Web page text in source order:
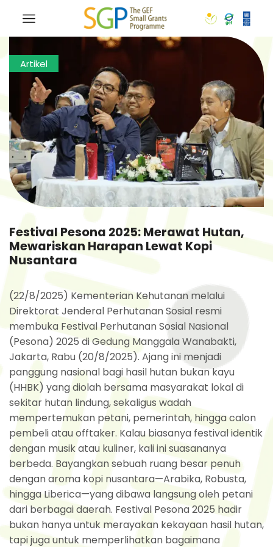
Artikel
Festival Pesona 2025: Merawat Hutan,
Mewariskan Harapan Lewat Kopi
Nusantara
(22/8/2025) Kementerian Kehutanan melalui
Direktorat Jenderal Perhutanan Sosial resmi
membuka Festival Perhutanan Sosial Nasional
(Pesona) 2025 di Gedung Manggala Wanabakti,
Jakarta, Rabu (20/8/2025). Ajang ini menjadi
panggung nasional bagi hasil hutan bukan kayu
(HHBK) yang diolah bersama masyarakat lokal di
sekitar hutan lindung, sekaligus wadah
mempertemukan petani, pemerintah, hingga calon
pembeli atau offtaker. Kalau biasanya festival identik
dengan musik atau kuliner, kali ini suasananya
berbeda. Bayangkan sebuah ruang besar penuh
dengan aroma kopi nusantara—Arabika, Robusta,
hingga Liberica—yang dibawa langsung oleh petani
dari berbagai daerah. Festival Pesona 2025 hadir
bukan hanya untuk merayakan kekayaan hasil hutan,
tapi juga untuk memperlihatkan bagaimana